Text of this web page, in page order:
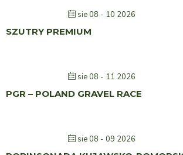
sie 08 - 10 2026
SZUTRY PREMIUM
sie 08 - 11 2026
PGR – POLAND GRAVEL RACE
sie 08 - 09 2026